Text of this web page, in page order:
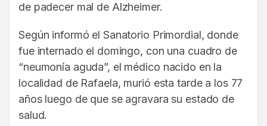
de padecer mal de Alzheimer.
Según informó el Sanatorio Primordial, donde
fue internado el domingo, con una cuadro de
“neumonía aguda”, el médico nacido en la
localidad de Rafaela, murió esta tarde a los 77
años luego de que se agravara su estado de
salud.